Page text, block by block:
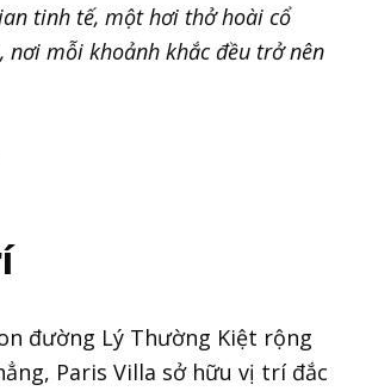
tinh tế, một hơi thở hoài cổ
nơi mỗi khoảnh khắc đều trở nên
đường Lý Thường Kiệt rộng
Paris Villa sở hữu vị trí đắc